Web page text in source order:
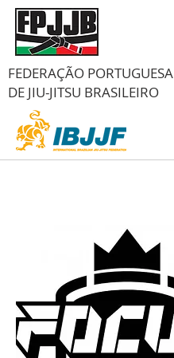
FEDERAÇÃO PORTUGUESA
DE JIU-JITSU BRASILEIRO